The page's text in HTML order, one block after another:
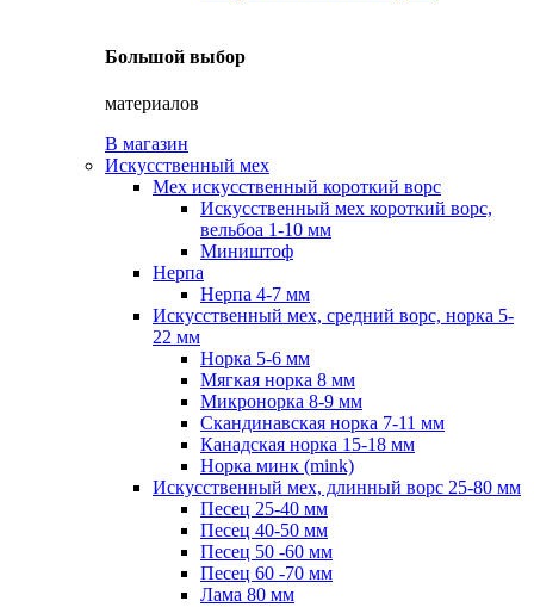
Большой выбор
материалов
В магазин
Искусственный мех
Мех искусственный короткий ворс
Искусственный мех короткий ворс,
вельбоа 1-10 мм
Миништоф
Нерпа
Нерпа 4-7 мм
Искусственный мех, средний ворс, норка 5-
22 мм
Норка 5-6 мм
Мягкая норка 8 мм
Микронорка 8-9 мм
Скандинавская норка 7-11 мм
Канадская норка 15-18 мм
Норка минк (mink)
Искусственный мех, длинный ворс 25-80 мм
Песец 25-40 мм
Песец 40-50 мм
Песец 50 -60 мм
Песец 60 -70 мм
Лама 80 мм